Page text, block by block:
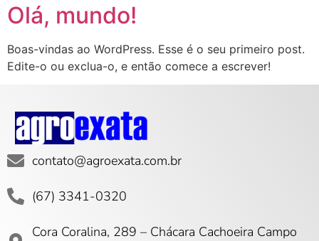
Olá, mundo!
Boas-vindas ao WordPress. Esse é o seu primeiro post.
Edite-o ou exclua-o, e então comece a escrever!
contato@agroexata.com.br
(67) 3341-0320
Cora Coralina, 289 – Chácara Cachoeira Campo